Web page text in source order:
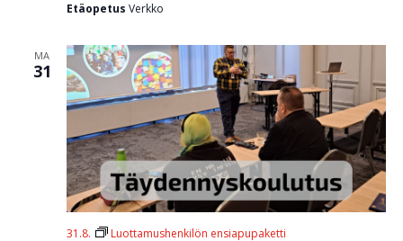
a
j
a
k
y
v
g
a
t
i
o
n
Etäopetus Verkko
MA
31
31.8. Luottamushenkilön ensiapupaketti